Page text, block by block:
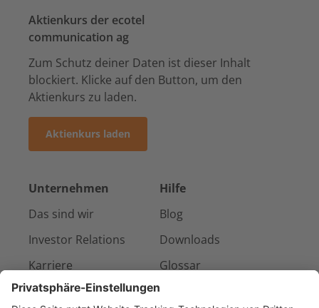
Aktienkurs der ecotel
communication ag
Zum Schutz deiner Daten ist dieser Inhalt
blockiert. Klicke auf den Button, um den
Aktienkurs zu laden.
Aktienkurs laden
Unternehmen
Das sind wir
Investor Relations
Karriere
Presse & Medien
Hilfe
Blog
Downloads
Glossar
Kontakt